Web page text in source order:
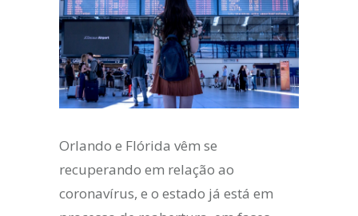
Orlando e Flórida vêm se
recuperando em relação ao
coronavírus, e o estado já está em